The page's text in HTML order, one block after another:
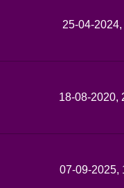
25-04-2024,
18-08-2020,
07-09-2025,